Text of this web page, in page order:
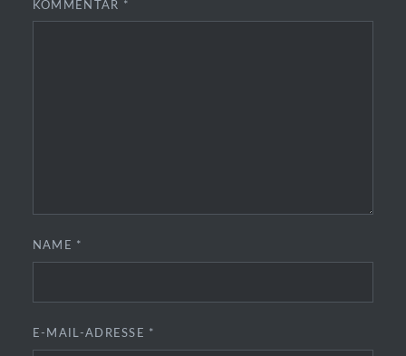
KOMMENTAR *
NAME *
E-MAIL-ADRESSE *